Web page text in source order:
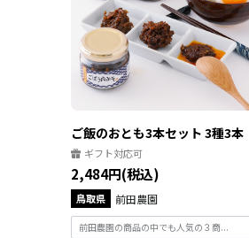
ご飯のおとも3本セット 3種3本
ギフト対応可
2,484円(税込)
鳥取県 前田農園
前田農園の商品の中でも人気の３商...